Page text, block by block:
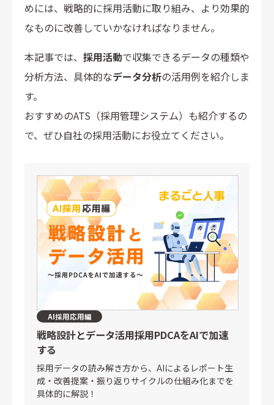
めには、戦略的に採用活動に取り組み、より効果的
なものに改善していかなければなりません。
本記事では、 採用活動で収集できるデータの種類や
分析方法、具体的なデータ分析の活用例を紹介しま
す。
おすすめのATS（採用管理システム）も紹介するの
で、ぜひ自社の採用活動にお役立てください。
AI採用応用編
戦略設計とデータ活用採用PDCAをAIで加速
する
採用データの読み解き方から、AIによるレポート生
成・改善提案・振り返りサイクルの仕組み化までを
具体的に解説！